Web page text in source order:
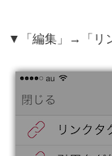
▼「編集」→「リ